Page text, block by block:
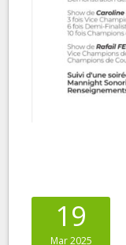
19
Mar 2025